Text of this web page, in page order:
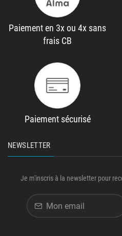
Paiement en 3x ou 4x sans
NEWSLETTER